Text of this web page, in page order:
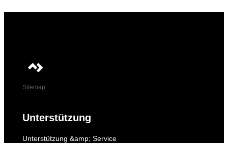
Sitemap
Unterstützung
Unterstützung &amp; Service